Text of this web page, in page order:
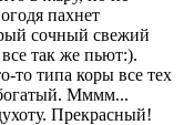
пахнет
сочный свежий
так же пьют:).
то типа коры все тех
Мммм...
Прекрасный!